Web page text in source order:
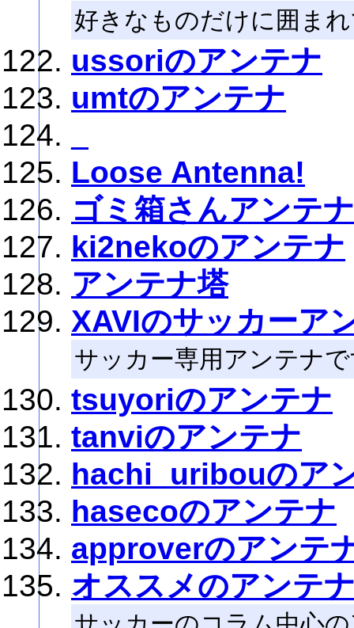
好きなものだけに囲ま
ussoriのアンテナ
umtのアンテナ
Loose Antenna!
ゴミ箱さんアンテナ
ki2nekoのアンテナ
アンテナ塔
XAVIのサッカーア
サッカー専用アンテナ
tsuyoriのアンテナ
tanviのアンテナ
hachi_uribouのア
hasecoのアンテナ
approverのアンテ
オススメのアンテ